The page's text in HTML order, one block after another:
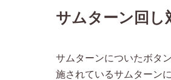
サムターン回し
サムターンについたボタ
施されているサムターン